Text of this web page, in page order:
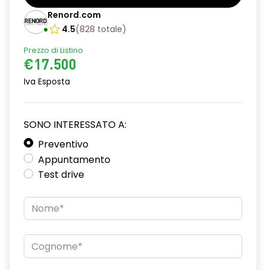
Barre tetto modulari nere
Bracciolo anteriore con vano portaoggetti
Chiave pieghevole a 3 pulsanti
Distance warning avviso distanza di sicurezza
Driver display con schermo TFT da 3,5''
Eco Mode
compatibile 2G/3G o 4G/5G in base al veicolo
Firma luminosa pixelata con fari full LED
HARM03
Renord.com
4.5(828 totale)
Prezzo di Listino
€17.500
Iva Esposta
SONO INTERESSATO A:
Preventivo
Appuntamento
Test drive